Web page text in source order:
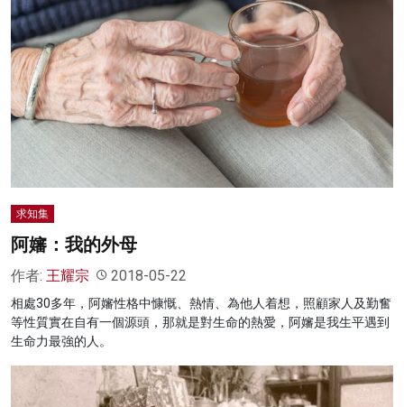
求知集
阿嬸：我的外母
作者: 王耀宗 2018-05-22
相處30多年，阿嬸性格中慷慨、熱情、為他人着想，照顧家人及勤奮
等性質實在自有一個源頭，那就是對生命的熱愛，阿嬸是我生平遇到
生命力最強的人。